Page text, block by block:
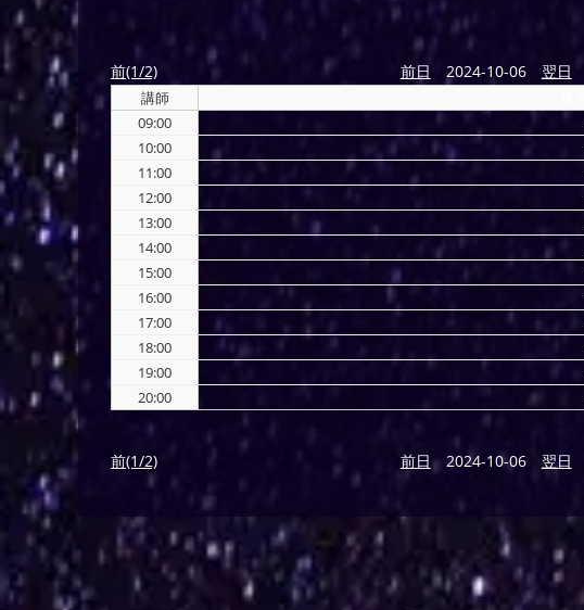
前(1/2) 前日 2024-10-06 翌日
講師
09:00
10:00
11:00
12:00
13:00
14:00
15:00
16:00
17:00
18:00
19:00
20:00
前(1/2) 前日 2024-10-06 翌日